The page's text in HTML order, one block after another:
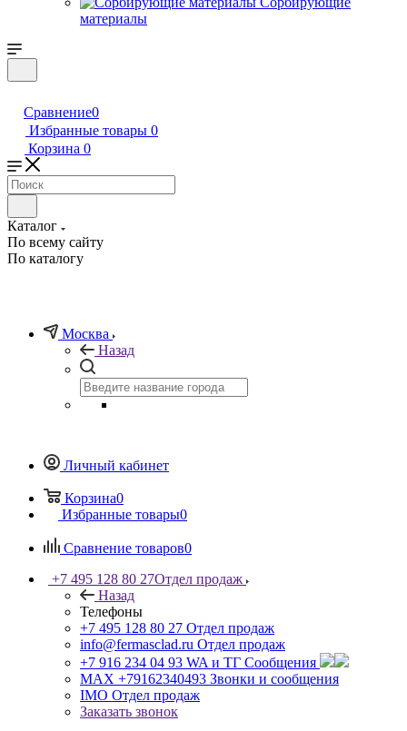
материалы
Сравнение0
Избранные товары 0
Корзина 0
Каталог
По всему сайту
По каталогу
Москва
Назад
Личный кабинет
Корзина0
Избранные товары0
Сравнение товаров0
+7 495 128 80 27Отдел продаж
Назад
Телефоны
+7 495 128 80 27 Отдел продаж
info@fermasclad.ru Отдел продаж
+7 916 234 04 93 WA и ТГ Сообщения
MAX +79162340493 Звонки и сообщения
IMO Отдел продаж
Заказать звонок